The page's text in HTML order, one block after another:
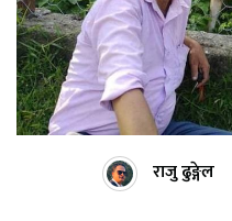
राजु ढुङ्गेल